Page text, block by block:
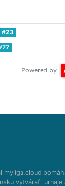
#23
Powered by
myliga.cloud
vytvárať turnaje